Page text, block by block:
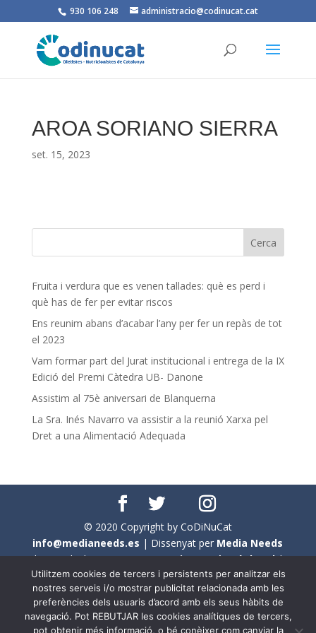
930 106 248 administracio@codinucat.cat
AROA SORIANO SIERRA
set. 15, 2023
Fruita i verdura que es venen tallades: què es perd i
què has de fer per evitar riscos
Ens reunim abans d’acabar l’any per fer un repàs de tot
el 2023
Vam formar part del Jurat institucional i entrega de la IX
Edició del Premi Càtedra UB- Danone
Assistim al 75è aniversari de Blanquerna
La Sra. Inés Navarro va assistir a la reunió Xarxa pel
Dret a una Alimentació Adequada
© 2020 Copyright by CoDiNuCat
info@medianeeds.es | Dissenyat per Media Needs
| Tots els drets reservats aCoDiNuCat |Avís legal|
Avís per cookies
En aquest web s'ha tingut en compte l'ús no sexista del
llenguatge. No obstant això, i a causa de la seva
Utilitzem cookies de tercers i persistents per analitzar els
nostres serveis i/o mostrar publicitat relacionada amb les
preferències dels usuaris d’acord amb els seus hàbits de
navegació. Pot REBUTJAR les cookies analítiques de tercers,
pot obtenir més informació, o bé conèixer com canviar la